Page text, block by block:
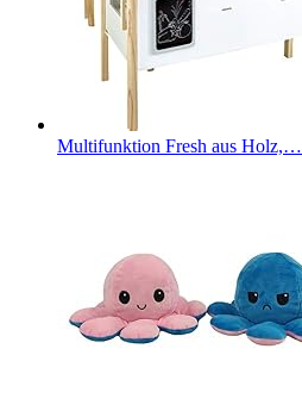
Multifunktion Fresh aus Holz,…